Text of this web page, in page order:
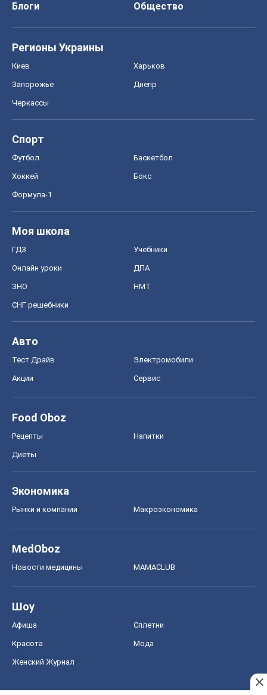
Блоги
Общество
Регионы Украины
Киев Харьков
Запорожье Днепр
Черкассы
Спорт
Футбол Баскетбол
Хоккей Бокс
Формула-1
Моя школа
ГДЗ Учебники
Онлайн уроки ДПА
ЗНО НМТ
СНГ решебники
Авто
Тест Драйв Электромобили
Акции Сервис
Food Oboz
Рецепты Напитки
Диеты
Экономика
Рынки и компании Mакроэкономика
MedOboz
Новости медицины MAMACLUB
Шоу
Афиша Сплетни
Красота Мода
Женский Журнал